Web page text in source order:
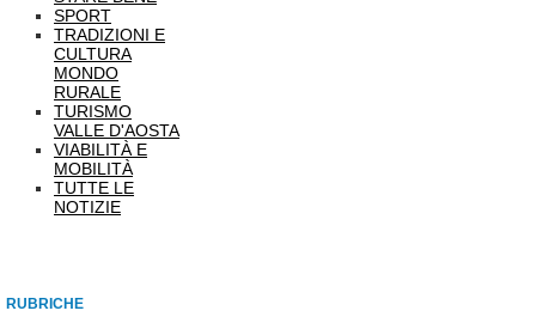
SPORT
TRADIZIONI E
CULTURA
MONDO
RURALE
TURISMO
VALLE D'AOSTA
VIABILITÀ E
MOBILITÀ
TUTTE LE
NOTIZIE
RUBRICHE